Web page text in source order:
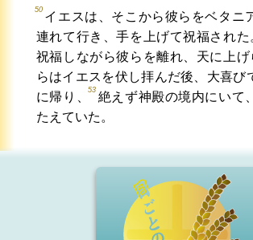
50
イエスは、そこから彼らをベタニ
連れて行き、手を上げて祝福された
祝福しながら彼らを離れ、天に上
らはイエスを伏し拝んだ後、大喜び
に帰り、
53
絶えず神殿の境内にいて
たえていた。